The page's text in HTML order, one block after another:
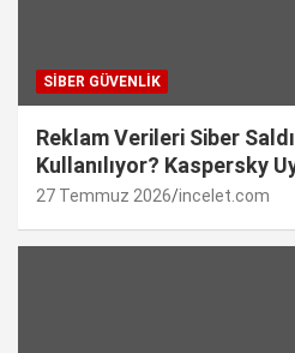
SIBER GÜVENLIK
Reklam Verileri Siber
Kullanılıyor? Kaspersky
27 Temmuz 2026 incelet.com